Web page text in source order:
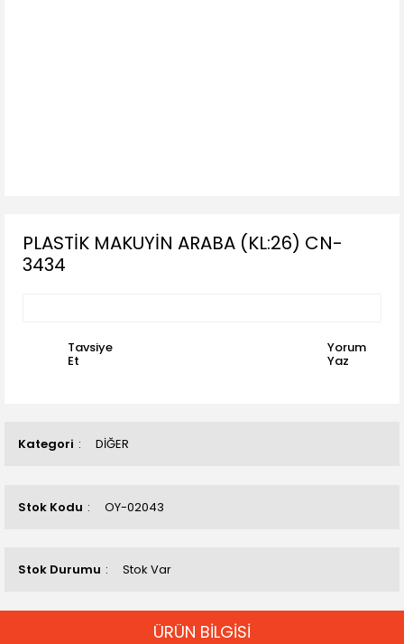
Kategori DİĞER
Stok Kodu OY-02043
Stok Durumu Stok Var
PLASTİK MAKUYİN ARABA (KL:26) CN-
3434
Tavsiye
Et
Yorum
Yaz
ÜRÜN BİLGİSİ